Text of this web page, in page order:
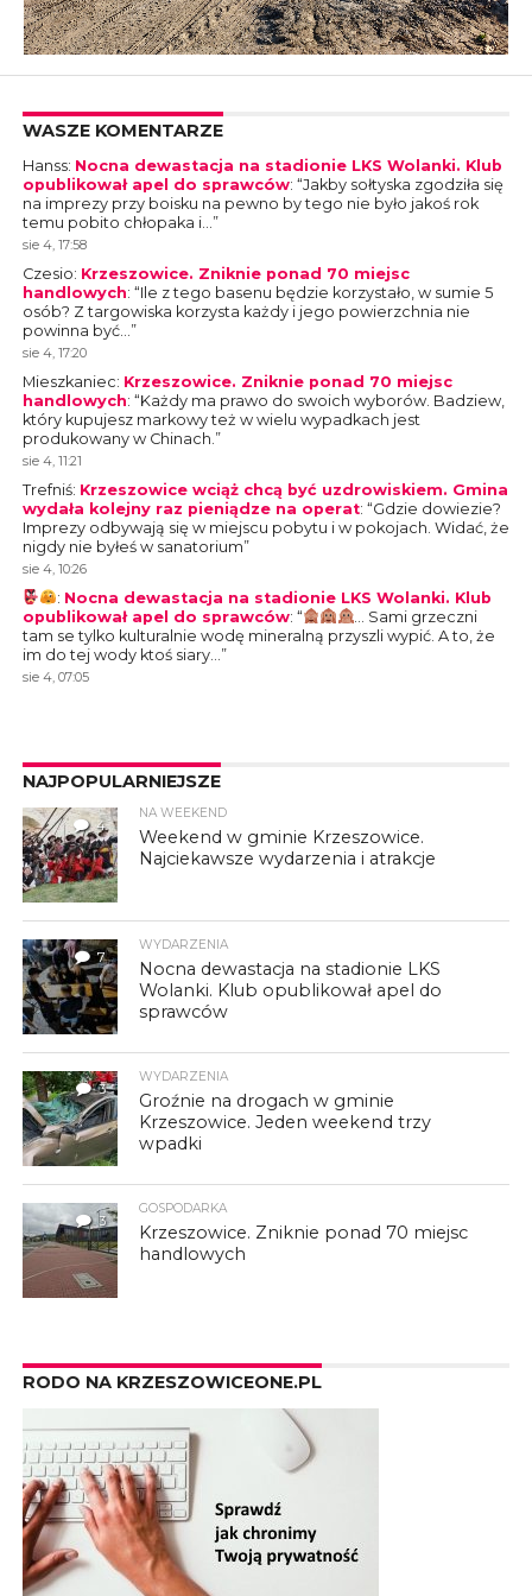
WASZE KOMENTARZE
Hanss: Nocna dewastacja na stadionie LKS Wolanki. Klub
opublikował apel do sprawców: “Jakby sołtyska zgodziła się
na imprezy przy boisku na pewno by tego nie było jakoś rok
temu pobito chłopaka i… ”
sie 4, 17:58
Czesio: Krzeszowice. Zniknie ponad 70 miejsc
handlowych: “Ile z tego basenu będzie korzystało, w sumie 5
osób? Z targowiska korzysta każdy i jego powierzchnia nie
powinna być… ”
sie 4, 17:20
Mieszkaniec: Krzeszowice. Zniknie ponad 70 miejsc
handlowych: “Każdy ma prawo do swoich wyborów. Badziew,
który kupujesz markowy też w wielu wypadkach jest
produkowany w Chinach. ”
sie 4, 11:21
Trefniś: Krzeszowice wciąż chcą być uzdrowiskiem. Gmina
wydała kolejny raz pieniądze na operat: “Gdzie dowiezie?
Imprezy odbywają się w miejscu pobytu i w pokojach. Widać, że
nigdy nie byłeś w sanatorium”
sie 4, 10:26
: Nocna dewastacja na stadionie LKS Wolanki. Klub
opublikował apel do sprawców: “
… Sami grzeczni
tam se tylko kulturalnie wodę mineralną przyszli wypić. A to, że
im do tej wody ktoś siary… ”
sie 4, 07:05
NAJPOPULARNIEJSZE
4
NA WEEKEND
Weekend w gminie Krzeszowice.
Najciekawsze wydarzenia i atrakcje
7
WYDARZENIA
Nocna dewastacja na stadionie LKS
Wolanki. Klub opublikował apel do
sprawców
3
WYDARZENIA
Groźnie na drogach w gminie
Krzeszowice. Jeden weekend trzy
wpadki
3
GOSPODARKA
Krzeszowice. Zniknie ponad 70 miejsc
handlowych
RODO NA KRZESZOWICEONE.PL